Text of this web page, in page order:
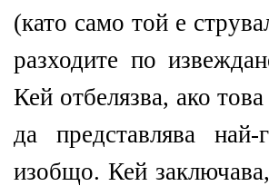
(като само той е
разходите по
Кей отбелязва, ако
да представлява
изобщо. Кей